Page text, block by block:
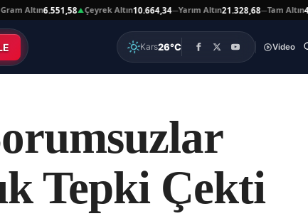
6.551,58▲Çeyrek Altın10.664,34—Yarım Altın21.328,68—Tam Altın
Kars26°C Video
Tepki Çekti